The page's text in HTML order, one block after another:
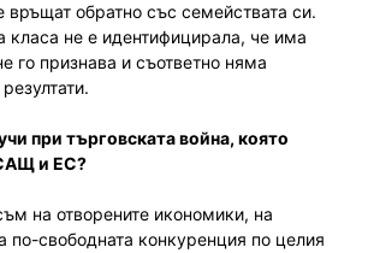
връщат обратно със семействата си.
класа не е идентифицирала, че има
го признава и съответно няма
при търговската война, която
и ЕС?
на отворените икономики, на
по-свободната конкуренция по целия